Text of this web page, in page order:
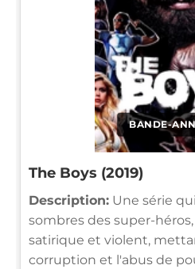
BANDE-
The Boys (2019)
Description: Une série
sombres des super-
satirique et violent,
corruption et l'abus de